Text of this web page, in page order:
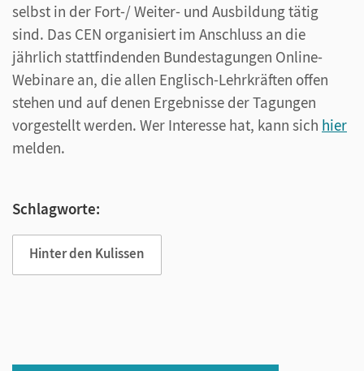
selbst in der Fort-/ Weiter- und Ausbildung tätig
sind. Das CEN organisiert im Anschluss an die
jährlich stattfindenden Bundestagungen Online-
Webinare an, die allen Englisch-Lehrkräften offen
stehen und auf denen Ergebnisse der Tagungen
vorgestellt werden. Wer Interesse hat, kann sich hier
melden.
Schlagworte:
Hinter den Kulissen